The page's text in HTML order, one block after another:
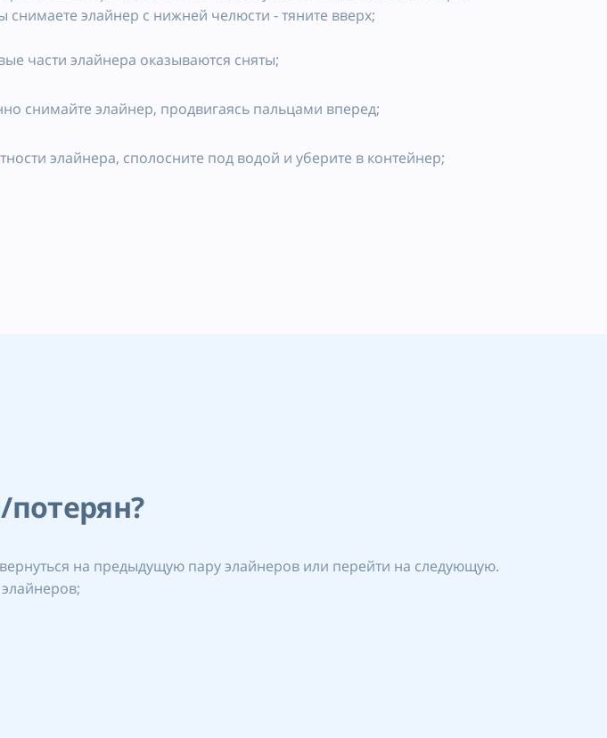
снимаете элайнер с нижней челюсти - тяните вверх;
части элайнера оказываются сняты;
снимайте элайнер, продвигаясь пальцами вперед;
элайнера, сполосните под водой и уберите в контейнер;
на предыдущую пару элайнеров или перейти на следующую.